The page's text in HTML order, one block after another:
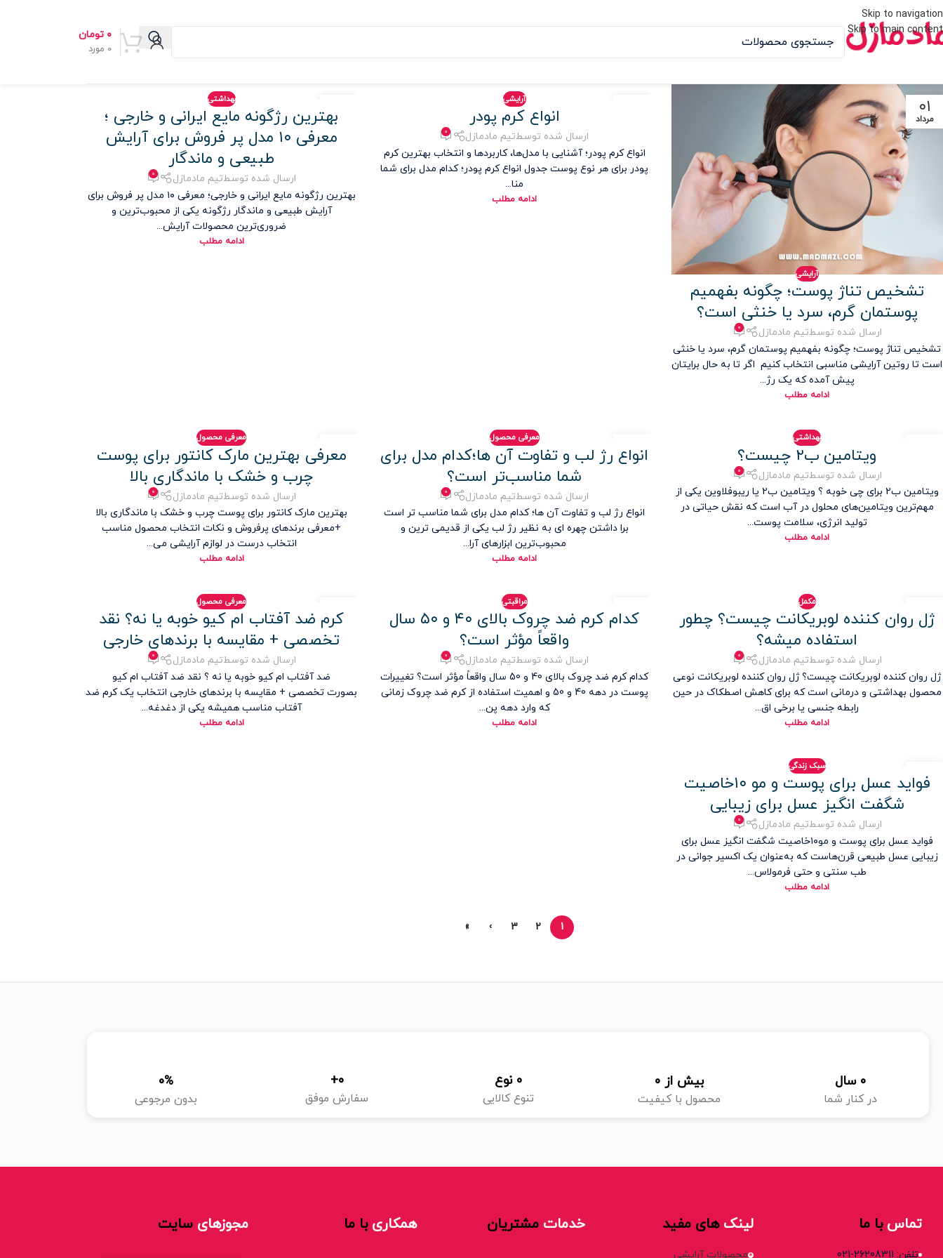
Skip to navigation
Skip to main content
0 مورد
۰ تومان
۰۱
مرداد
آرایشی
تشخیص تناژ پوست؛ چگونه بفهمیم
پوستمان گرم، سرد یا خنثی است؟
ارسال شده توسطتیم مادمازل ۰
تشخیص تناژ پوست؛ چگونه بفهمیم پوستمان گرم، سرد یا خنثی
است تا روتین آرایشی مناسبی انتخاب کنیم اگر تا به حال برایتان
پیش آمده که یک رژ...
ادامه مطلب
آرایشی
انواع کرم پودر
ارسال شده توسطتیم مادمازل ۰
انواع کرم پودر؛ آشنایی با مدل‌ها، کاربردها و انتخاب بهترین کرم
پودر برای هر نوع پوست جدول انواع کرم پودر؛ کدام مدل برای شما
منا...
ادامه مطلب
خرداد
بهداشتی
بهترین رژگونه مایع ایرانی و خارجی ؛
معرفی ۱۰ مدل پر فروش برای آرایش
طبیعی و ماندگار
ارسال شده توسطتیم مادمازل ۰
بهترین رژگونه مایع ایرانی و خارجی؛ معرفی ۱۰ مدل پر فروش برای
آرایش طبیعی و ماندگار رژگونه یکی از محبوب‌ترین و
ضروری‌ترین محصولات آرایش...
ادامه مطلب
بهداشتی
ویتامین ب۲ چیست؟
ارسال شده توسطتیم مادمازل ۰
ویتامین ب۲ برای چی خوبه ؟ ویتامین ب۲ یا ریبوفلاوین یکی از
مهم‌ترین ویتامین‌های محلول در آب است که نقش حیاتی در
تولید انرژی، سلامت پوست...
ادامه مطلب
۱۹
شهریور
معرفی محصول
انواع رژ لب و تفاوت آن‌ ها؛کدام مدل برای
شما مناسب‌تر است؟
ارسال شده توسطتیم مادمازل ۰
انواع رژ لب و تفاوت آن‌ ها؛ کدام مدل برای شما مناسب تر است
برا داشتن چهره ای به نظیر رژ لب یکی از قدیمی ترین و
محبوب‌ترین ابزارهای آرا...
ادامه مطلب
شهریور
معرفی محصول
معرفی بهترین مارک کانتور برای پوست
چرب و خشک با ماندگاری بالا
ارسال شده توسطتیم مادمازل ۰
بهترین مارک کانتور برای پوست چرب و خشک با ماندگاری بالا
+معرفی برندهای پرفروش و نکات انتخاب محصول مناسب
انتخاب درست در لوازم آرایشی می...
ادامه مطلب
۰۵
شهریور
مکمل
ژل روان کننده لوبریکانت چیست؟ چطور
استفاده میشه؟
ارسال شده توسطتیم مادمازل ۰
ژل روان کننده لوبریکانت چیست؟ ژل روان کننده لوبریکانت نوعی
محصول بهداشتی و درمانی است که برای کاهش اصطکاک در حین
رابطه جنسی یا برخی اق...
ادامه مطلب
۰۲
شهریور
مراقبتی
کدام کرم ضد چروک بالای ۴۰ و ۵۰ سال
واقعاً مؤثر است؟
ارسال شده توسطتیم مادمازل ۰
کدام کرم ضد چروک بالای 40 و 50 سال واقعاً مؤثر است؟ تغییرات
پوست در دهه 40 و 50 و اهمیت استفاده از کرم ضد چروک زمانی
که وارد دهه پن...
ادامه مطلب
۲۹
مرداد
معرفی محصول
کرم ضد آفتاب ام کیو خوبه یا نه؟ نقد
تخصصی + مقایسه با برندهای خارجی
ارسال شده توسطتیم مادمازل ۰
ضد آفتاب ام کیو خوبه یا نه ؟ نقد ضد آفتاب ام کیو
بصورت تخصصی + مقایسه با برندهای خارجی انتخاب یک کرم ضد
آفتاب مناسب همیشه یکی از دغدغه‌...
ادامه مطلب
۲۶
مرداد
سبک زندگی
فواید عسل برای پوست و مو ۱۰خاصیت
شگفت‌ انگیز عسل برای زیبایی
ارسال شده توسطتیم مادمازل ۰
فواید عسل برای پوست و مو۱۰خاصیت شگفت‌ انگیز عسل برای
زیبایی عسل طبیعی قرن‌هاست که به‌عنوان یک اکسیر جوانی در
طب سنتی و حتی فرمولاس...
ادامه مطلب
1
2
3
›
»
در کنار شما
0 سال
محصول با کیفیت
بیش از 0
تنوع کالایی
0 نوع
سفارش موفق
0
+
بدون مرجوعی
%
0
تماسبا ما
تلفن: 26208311-021
لینک های مفید
محصولات آرایشی
خدمات مشتریان همکاریبا ما مجوزهای سایت